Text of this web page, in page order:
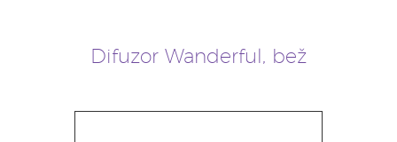
Difuzor Wanderful, bež